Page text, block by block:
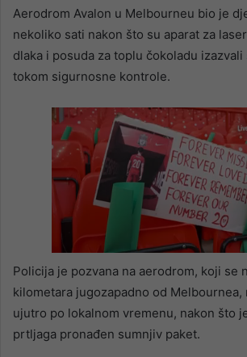
Aerodrom Avalon u Melbourneu bio je
nekoliko sati nakon što su aparat za
dlaka i posuda za toplu čokoladu
tokom sigurnosne kontrole.
Policija je pozvana na aerodrom, koji se
kilometara jugozapadno od
ujutro po lokalnom vremenu, nakon što
prtljaga pronađen sumnjiv paket.